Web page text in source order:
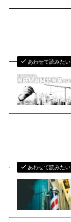
あわせて読みたい
あわせて読みたい